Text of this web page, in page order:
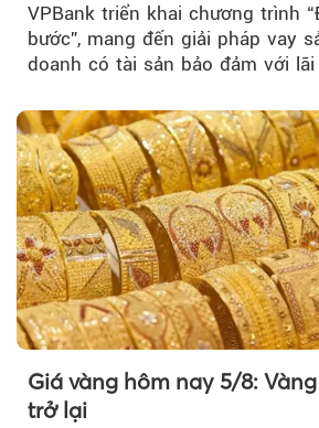
VPBank triển khai chương trình
bước”, mang đến giải pháp vay
doanh có tài sản bảo đảm với
Giá vàng hôm nay 5/8:
trở lại